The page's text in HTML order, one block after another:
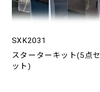
SXK2031
スターターキット(5点セ
ット)